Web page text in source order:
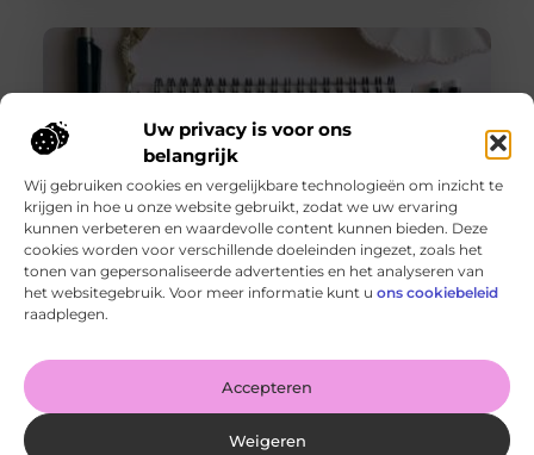
Uw privacy is voor ons
belangrijk
Wij gebruiken cookies en vergelijkbare technologieën om inzicht te
krijgen in hoe u onze website gebruikt, zodat we uw ervaring
kunnen verbeteren en waardevolle content kunnen bieden. Deze
cookies worden voor verschillende doeleinden ingezet, zoals het
tonen van gepersonaliseerde advertenties en het analyseren van
het websitegebruik. Voor meer informatie kunt u ons cookiebeleid
raadplegen.
Accepteren
Weigeren
De voordelen van het drukken van kalenders voor jouw
bedrijf!
Goed artikel? Deel hem dan op: Share on X (Twitter)